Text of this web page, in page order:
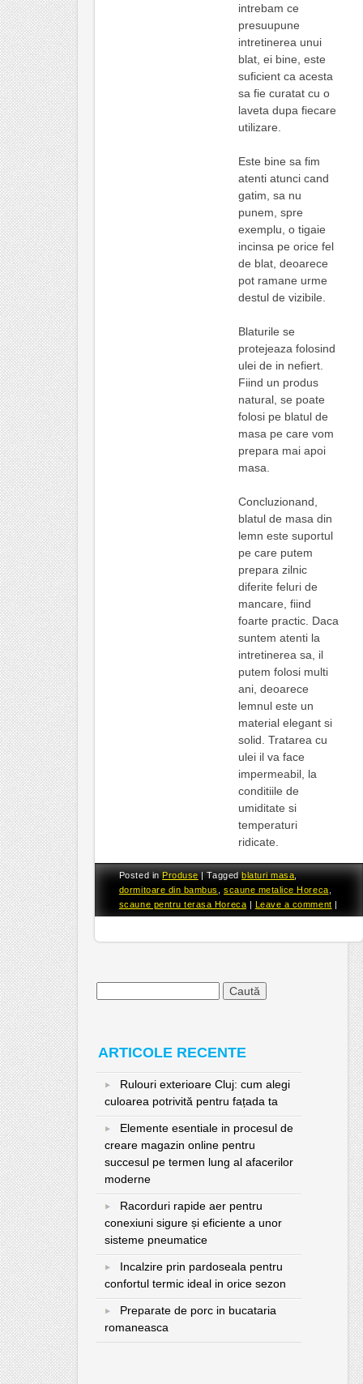
intrebam ce
presuupune
intretinerea unui
blat, ei bine, este
suficient ca acesta
sa fie curatat cu o
laveta dupa fiecare
utilizare.
Este bine sa fim
atenti atunci cand
gatim, sa nu
punem, spre
exemplu, o tigaie
incinsa pe orice fel
de blat, deoarece
pot ramane urme
destul de vizibile.
Blaturile se
protejeaza folosind
ulei de in nefiert.
Fiind un produs
natural, se poate
folosi pe blatul de
masa pe care vom
prepara mai apoi
masa.
Concluzionand,
blatul de masa din
lemn este suportul
pe care putem
prepara zilnic
diferite feluri de
mancare, fiind
foarte practic. Daca
suntem atenti la
intretinerea sa, il
putem folosi multi
ani, deoarece
lemnul este un
material elegant si
solid. Tratarea cu
ulei il va face
impermeabil, la
conditiile de
umiditate si
temperaturi
ridicate.
Posted inProduse |Taggedblaturi masa,
dormitoare din bambus , scaune metalice Horeca,
scaune pentru terasa Horeca
Leave a comment
ARTICOLE RECENTE
Rulouri exterioare Cluj: cum alegi
culoarea potrivită pentru fațada ta
Elemente esentiale in procesul de
creare magazin online pentru
succesul pe termen lung al afacerilor
moderne
Racorduri rapide aer pentru
conexiuni sigure și eficiente a unor
sisteme pneumatice
Incalzire prin pardoseala pentru
confortul termic ideal in orice sezon
Preparate de porc in bucataria
romaneasca